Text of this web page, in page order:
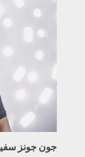
جون جونز